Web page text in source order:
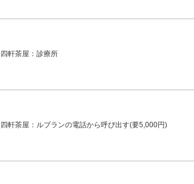
四軒茶屋：診療所
四軒茶屋：ルブランの電話から呼び出す(要5,000円)